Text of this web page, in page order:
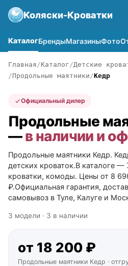
Коляски-Кроватки
КаталогБрендыМагазиныФото
Главная Каталог Детские
Продольные маятники Кедр
Официальный дилер
Продольные
—в наличии и
Продольные маятники Кедр.
детских кроваток.В каталоге
кроватки, комоды. Цены от 8
₽.Официальная гарантия,
самовывоз в Туле, Калуге и
3 модели · 3 в наличии
от 18 200 ₽
Продольные маятники Кедр ·